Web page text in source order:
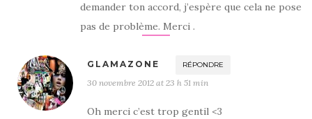
demander ton accord, j’espère que cela ne pose
pas de problème. Merci .
GLAMAZONE RÉPONDRE
30 novembre 2012 at 23 h 51 min
Oh merci c’est trop gentil <3